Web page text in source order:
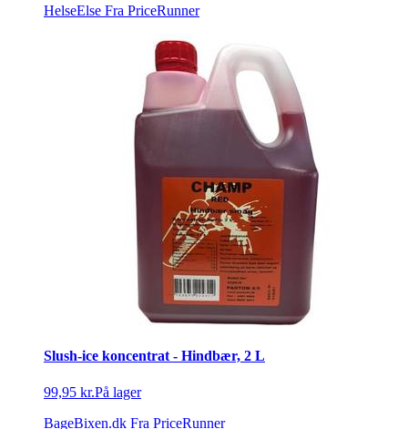
HelseElse Fra PriceRunner
Slush-ice koncentrat - Hindbær, 2 L
99,95 kr.På lager
BageBixen.dk Fra PriceRunner